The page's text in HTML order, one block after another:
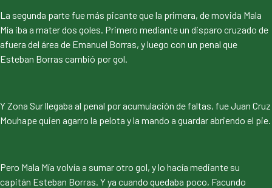
La segunda parte fue más picante que la primera, de movida Mala
Mía iba a mater dos goles. Primero mediante un disparo cruzado de
afuera del área de Emanuel Borras, y luego con un penal que
Esteban Borras cambió por gol.
Y Zona Sur llegaba al penal por acumulación de faltas, fue Juan Cruz
Mouhape quien agarro la pelota y la mando a guardar abriendo el pie.
Pero Mala Mía volvía a sumar otro gol, y lo hacía mediante su
capitán Esteban Borras. Y ya cuando quedaba poco, Facundo